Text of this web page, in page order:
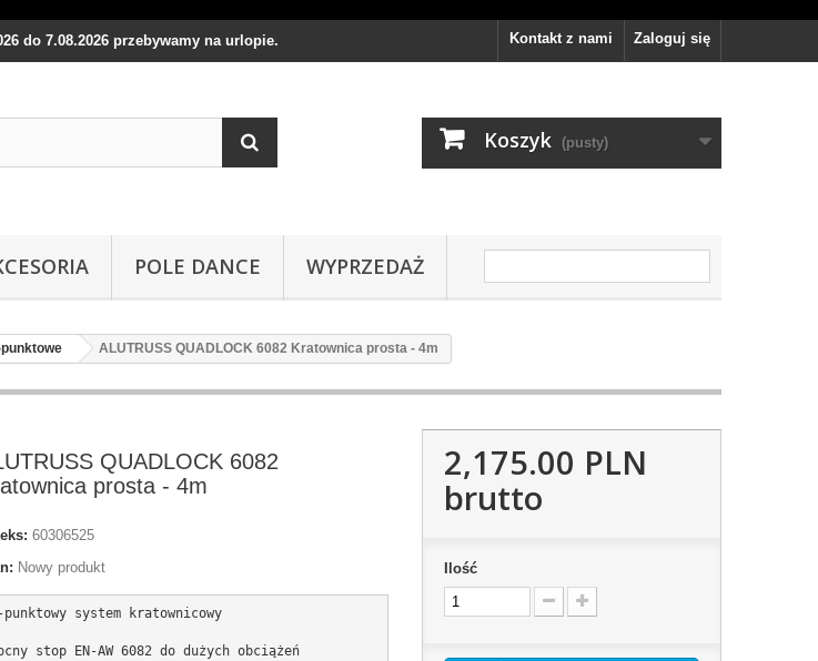
Zaloguj się
Kontakt z nami
do 7.08.2026 przebywamy na urlopie.
Koszyk (pusty)
POLE DANCE WYPRZEDAŻ
ALUTRUSS QUADLOCK 6082 Kratownica prosta - 4m
QUADLOCK 6082
prosta - 4m
60306525
Nowy produkt
punktowy system kratownicowy
stop EN-AW 6082 do dużych obciążeń
2,175.00 PLN
brutto
Ilość